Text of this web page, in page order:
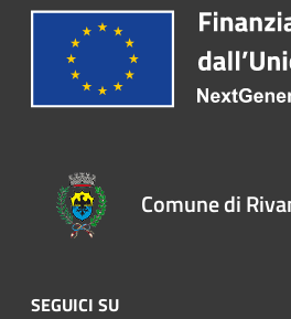
Comune di
SEGUICI SU